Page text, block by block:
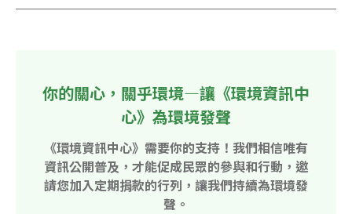
你的關心，關乎環境—讓《環境資訊中
心》為環境發聲
《環境資訊中心》需要你的支持！我們相信唯有
資訊公開普及，才能促成民眾的參與和行動，邀
請您加入定期捐款的行列，讓我們持續為環境發
聲。